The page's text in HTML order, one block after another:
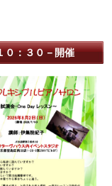
０：３０－開催